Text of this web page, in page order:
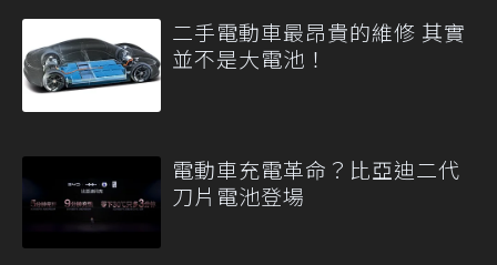
二手電動車最昂貴的維修 其實
並不是大電池！
電動車充電革命？比亞迪二代
刀片電池登場